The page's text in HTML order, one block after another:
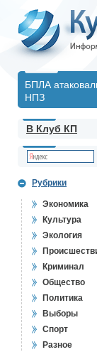
БПЛА
НПЗ
В Клуб КП
Рубрики
Экономика
Культура
Экология
Криминал
Общество
Политика
Выборы
Спорт
Разное